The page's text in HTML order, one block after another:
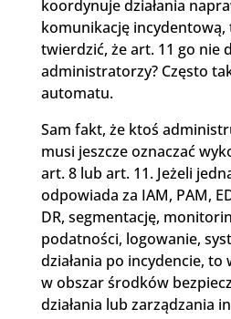
koordynuje działania
komunikację
twierdzić, że art. 11 go nie
administratorzy? Często
automatu.
Sam fakt, że ktoś
musi jeszcze oznaczać
art. 8 lub art. 11. Jeżeli
odpowiada za IAM, PAM,
DR, segmentację,
podatności, logowanie,
działania po incydencie,
w obszar środków
działania lub zarządzania